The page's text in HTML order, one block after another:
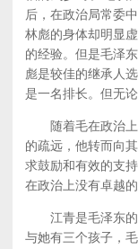
后，在政治局常委
林彪的身体却明显
的经验。但是毛泽
彪是较佳的继承人
是一名排长。但无
随着毛在政治上
的疏远，他转而向
求鼓励和有效的支
在政治上没有卓越的
江青是毛泽东的
与她有三个孩子，